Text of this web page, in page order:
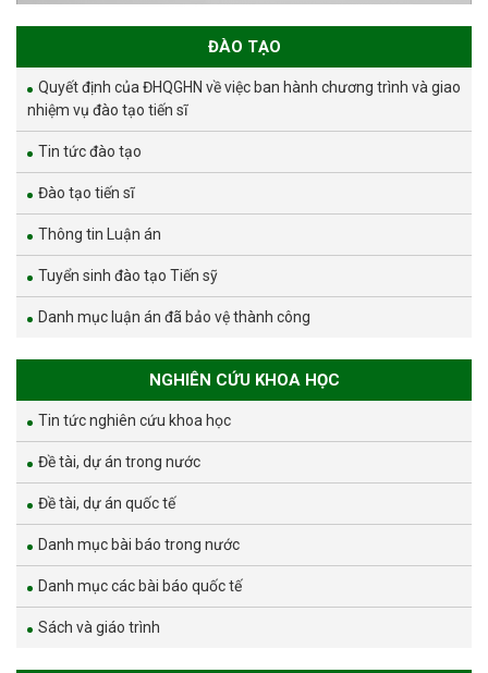
ĐÀO TẠO
Quyết định của ĐHQGHN về việc ban hành chương trình và giao
nhiệm vụ đào tạo tiến sĩ
Tin tức đào tạo
Đào tạo tiến sĩ
Thông tin Luận án
Tuyển sinh đào tạo Tiến sỹ
Danh mục luận án đã bảo vệ thành công
NGHIÊN CỨU KHOA HỌC
Tin tức nghiên cứu khoa học
Đề tài, dự án trong nước
Đề tài, dự án quốc tế
Danh mục bài báo trong nước
Danh mục các bài báo quốc tế
Sách và giáo trình